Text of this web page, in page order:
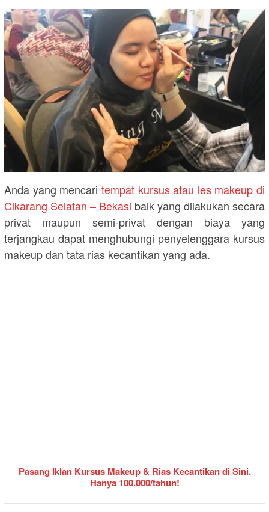
Anda yang mencari tempat kursus atau les makeup di
Cikarang Selatan – Bekasi baik yang dilakukan secara
privat maupun semi-privat dengan biaya yang
terjangkau dapat menghubungi penyelenggara kursus
makeup dan tata rias kecantikan yang ada.
Pasang Iklan Kursus Makeup & Rias Kecantikan di Sini.
Hanya 100.000/tahun!